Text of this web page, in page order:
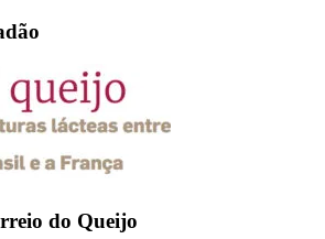
do Queijo